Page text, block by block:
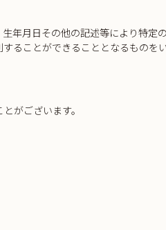
年月日その他の記述等により特定
ることができることとなるものをい
がございます。